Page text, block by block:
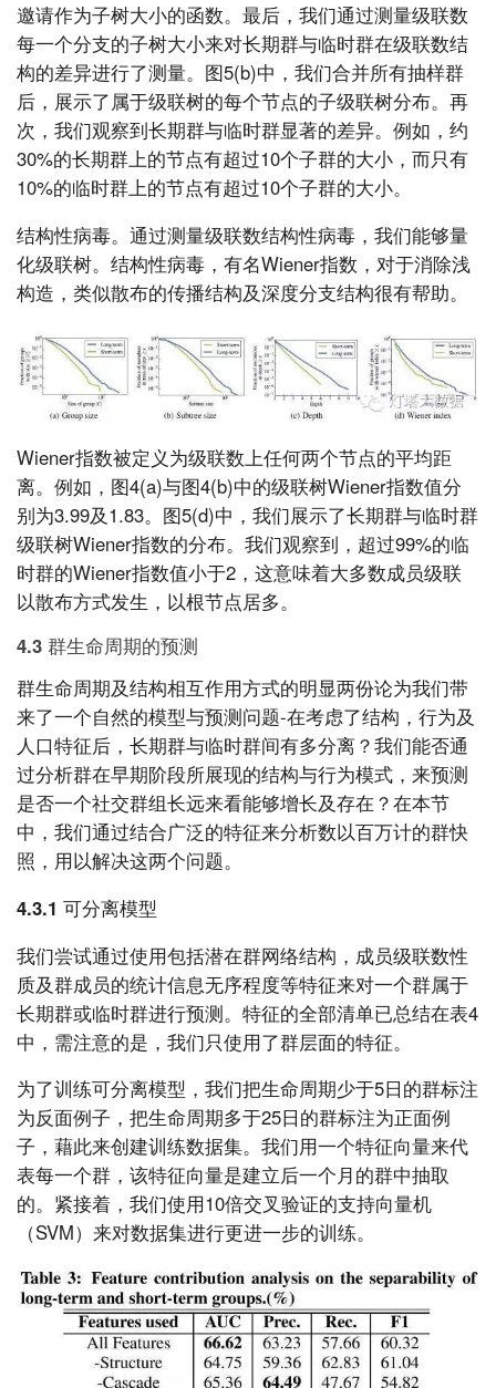
邀请作为子树大小的函数。最后，我们通过测量级联数
每一个分支的子树大小来对长期群与临时群在级联数结
构的差异进行了测量。图5(b)中，我们合并所有抽样群
后，展示了属于级联树的每个节点的子级联树分布。再
次，我们观察到长期群与临时群显著的差异。例如，约
30%的长期群上的节点有超过10个子群的大小，而只有
10%的临时群上的节点有超过10个子群的大小。
结构性病毒。通过测量级联数结构性病毒，我们能够量
化级联树。结构性病毒，有名Wiener指数，对于消除浅
构造，类似散布的传播结构及深度分支结构很有帮助。
Wiener指数被定义为级联数上任何两个节点的平均距
离。例如，图4(a)与图4(b)中的级联树Wiener指数值分
别为3.99及1.83。图5(d)中，我们展示了长期群与临时群
级联树Wiener指数的分布。我们观察到，超过99%的临
时群的Wiener指数值小于2，这意味着大多数成员级联
以散布方式发生，以根节点居多。
4.3 群生命周期的预测
群生命周期及结构相互作用方式的明显两份论为我们带
来了一个自然的模型与预测问题-在考虑了结构，行为及
人口特征后，长期群与临时群间有多分离？我们能否通
过分析群在早期阶段所展现的结构与行为模式，来预测
是否一个社交群组长远来看能够增长及存在？在本节
中，我们通过结合广泛的特征来分析数以百万计的群快
照，用以解决这两个问题。
4.3.1 可分离模型
我们尝试通过使用包括潜在群网络结构，成员级联数性
质及群成员的统计信息无序程度等特征来对一个群属于
长期群或临时群进行预测。特征的全部清单已总结在表4
中，需注意的是，我们只使用了群层面的特征。
为了训练可分离模型，我们把生命周期少于5日的群标注
为反面例子，把生命周期多于25日的群标注为正面例
子，藉此来创建训练数据集。我们用一个特征向量来代
表每一个群，该特征向量是建立后一个月的群中抽取
的。紧接着，我们使用10倍交叉验证的支持向量机
（SVM）来对数据集进行更进一步的训练。